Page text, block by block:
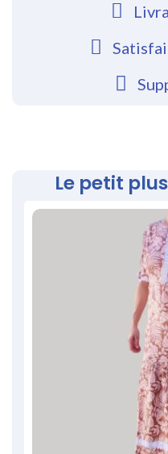
Le petit